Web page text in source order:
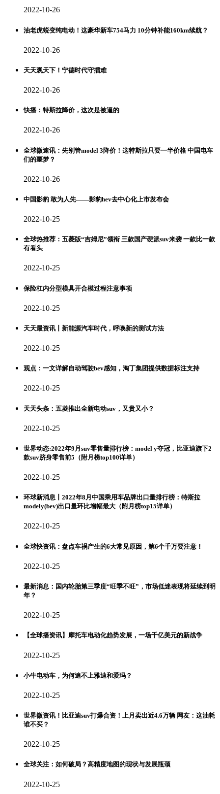
2022-10-26
油老虎蜕变纯电动！这豪华新车754马力 10分钟补能160km续航？
2022-10-26
天天观天下！宁德时代守擂难
2022-10-26
快播：特斯拉降价，这次是被逼的
2022-10-26
全球微速讯：先别管model 3降价！这特斯拉只要一半价格 中国电车
们的噩梦？
2022-10-26
中国影豹 敢为人先——影豹hev去中心化上市发布会
2022-10-25
全球热推荐：五菱版“吉姆尼”领衔 三款国产硬派suv来袭 一款比一款
有看头
2022-10-25
保险杠内分型模具开合模过程注意事项
2022-10-25
天天最资讯丨新能源汽车时代，呼唤新的测试方法
2022-10-25
观点：一文详解自动驾驶bev感知，淘丁集团提供数据标注支持
2022-10-25
天天头条：五菱推出全新电动suv，又贵又小？
2022-10-25
世界动态:2022年9月suv零售量排行榜：model y夺冠，比亚迪旗下2
款suv跻身零售前5（附月榜top100详单）
2022-10-25
环球新消息丨2022年8月中国乘用车品牌出口量排行榜：特斯拉
modely(bev)出口量环比增幅最大（附月榜top15详单）
2022-10-25
全球快资讯：盘点车祸产生的6大常见原因，第6个千万要注意！
2022-10-25
最新消息：国内轮胎第三季度“旺季不旺”，市场低迷表现将延续到明
年？
2022-10-25
【全球播资讯】摩托车电动化趋势发展，一场千亿美元的新战争
2022-10-25
小牛电动车，为何追不上雅迪和爱玛？
2022-10-25
世界微资讯！比亚迪suv打爆合资！上月卖出近4.6万辆 网友：这油耗
谁不买？
2022-10-25
全球关注：如何破局？高精度地图的现状与发展瓶颈
2022-10-25